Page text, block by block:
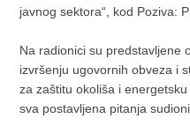
javnog sektora“, kod Poziva:
Na radionici su predstavljene
izvršenju ugovornih obveza i
za zaštitu okoliša i
sva postavljena pitanja